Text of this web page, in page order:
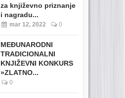
za književno priznanje
i nagradu...
mar 12, 2022 0
MEĐUNARODNI
TRADICIONALNI
KNJIŽEVNI KONKURS
»ZLATNO...
0